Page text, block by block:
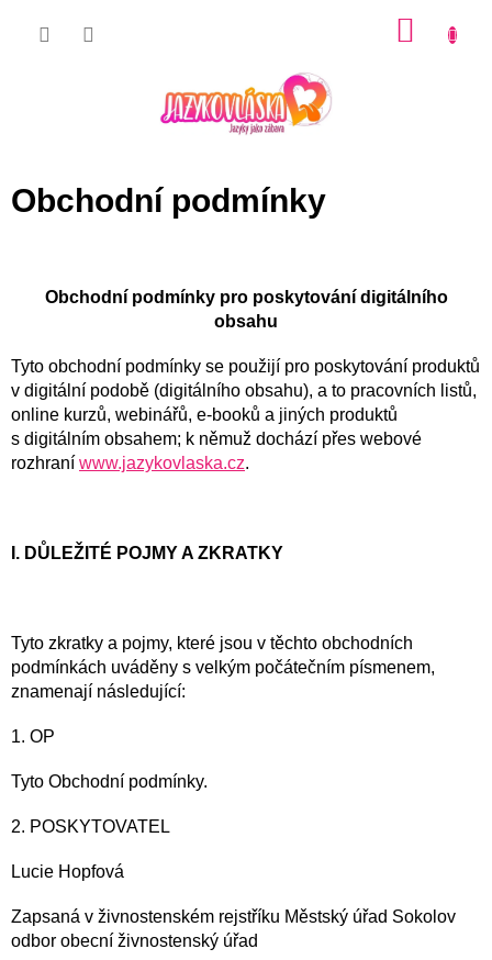
Obchodní podmínky
Obchodní podmínky pro poskytování digitálního
obsahu
Tyto obchodní podmínky se použijí pro poskytování produktů
v digitální podobě (digitálního obsahu), a to pracovních listů,
online kurzů, webinářů, e-booků a jiných produktů
s digitálním obsahem; k němuž dochází přes webové
rozhraní www.jazykovlaska.cz.
I. DŮLEŽITÉ POJMY A ZKRATKY
Tyto zkratky a pojmy, které jsou v těchto obchodních
podmínkách uváděny s velkým počátečním písmenem,
znamenají následující:
1. OP
Tyto Obchodní podmínky.
2. POSKYTOVATEL
Lucie Hopfová
Zapsaná v živnostenském rejstříku Městský úřad Sokolov
odbor obecní živnostenský úřad